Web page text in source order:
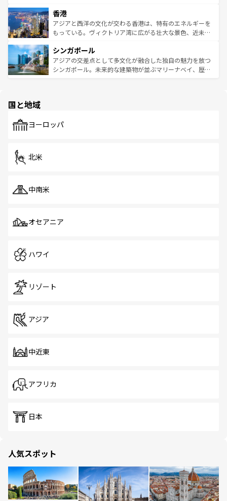
とつ。フォーやバインミー、ベトナムコーヒーなどは、ぜ
ひ現地で味わいたい。どの地域を訪れてもあたたかい人々
が旅行者を迎えてくれるので、きっと忘れられない旅にな
参照してほしい。
の活気が交差している。北部ではチェンマイなどの山岳地
帯で自然と触れ合い、南部ではプーケットやクラビの美し
いビーチでリゾート気分を楽しむことができる。タイ料理
激する。気候は一年中温暖で、どの季節にも異なる楽しみ
が待っている。親しみやすいタイの人々、仏教を中心とし
た文化、そして多様な観光資源が、訪れる旅人を魅了し続
香港
アジアと西洋の文化が交わる香港は、特有のエネルギーを
もっている。ヴィクトリア湾に広がる壮大な景色、近未来
み、どこを訪れても感動するはず。観光スポットが密集し
ており、効率よく見どころを回れるのも魅力。息をのむよ
うな絶景から文化的な体験まで、香港を存分に楽しみ尽く
シンガポール
アジアの交差点として多文化が融合した独自の魅力を放つ
シンガポール。未来的な建築物が並ぶマリーナベイ、歴史
で、ホーカーズは地元の風情を楽しめる外せないスポット
国と地域
ヨーロッパ
北米
中南米
オセアニア
ハワイ
リゾート
アジア
中近東
アフリカ
日本
人気スポット